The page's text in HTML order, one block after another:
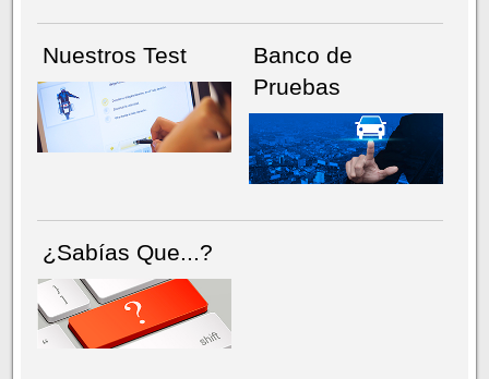
Nuestros Test
Banco de
Pruebas
¿Sabías Que...?